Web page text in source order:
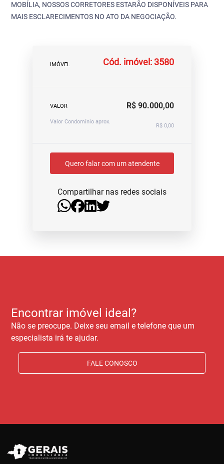
MOBÍLIA, NOSSOS CORRETORES ESTARÃO DISPONÍVEIS PARA
MAIS ESCLARECIMENTOS NO ATO DA NEGOCIAÇÃO.
IMÓVEL Cód. imóvel: 3580
VALOR R$ 90.000,00
Valor Condomínio aprox.
R$ 0,00
Quero falar com um atendente
Compartilhar nas redes sociais
Encontrar imóvel ideal?
Não se preocupe. Deixe seu email e telefone que um
especialista irá te ajudar.
FALE CONOSCO